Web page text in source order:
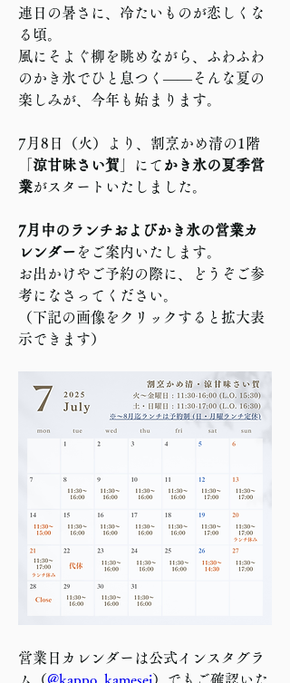
連日の暑さに、冷たいものが恋しくな
る頃。
風にそよぐ柳を眺めながら、ふわふわ
のかき氷でひと息つく——そんな夏の
楽しみが、今年も始まります。
7月8日（火）より、割烹かめ清の1階
涼甘味さい賀 」にて かき氷の夏季営
業がスタートいたしました。
7月中のランチおよびかき氷の営業カ
レンダー をご案内いたします。
お出かけやご予約の際に、どうぞご参
考になさってください。
（下記の画像をクリックすると拡大表
示できます）
営業日カレンダーは公式インスタグラ
ム（@kappo_kamesei）でもご確認いた